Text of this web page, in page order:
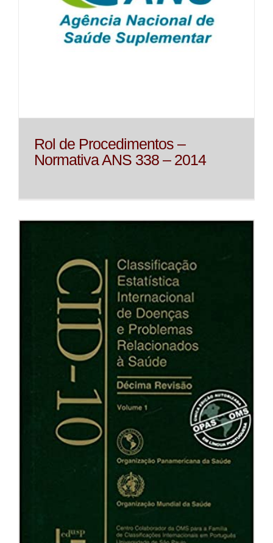
Rol de Procedimentos –
Normativa ANS 338 – 2014